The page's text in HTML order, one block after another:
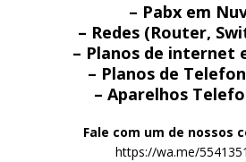
– Pabx em
– Redes (Router,
– Planos de internet
– Planos de
– Aparelhos
Fale com um de nossos
https://wa.me/